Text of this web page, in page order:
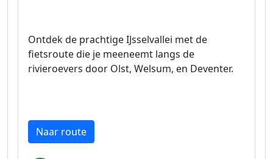
Ontdek de prachtige IJsselvallei met de
fietsroute die je meeneemt langs de
rivieroevers door Olst, Welsum, en Deventer.
Naar route